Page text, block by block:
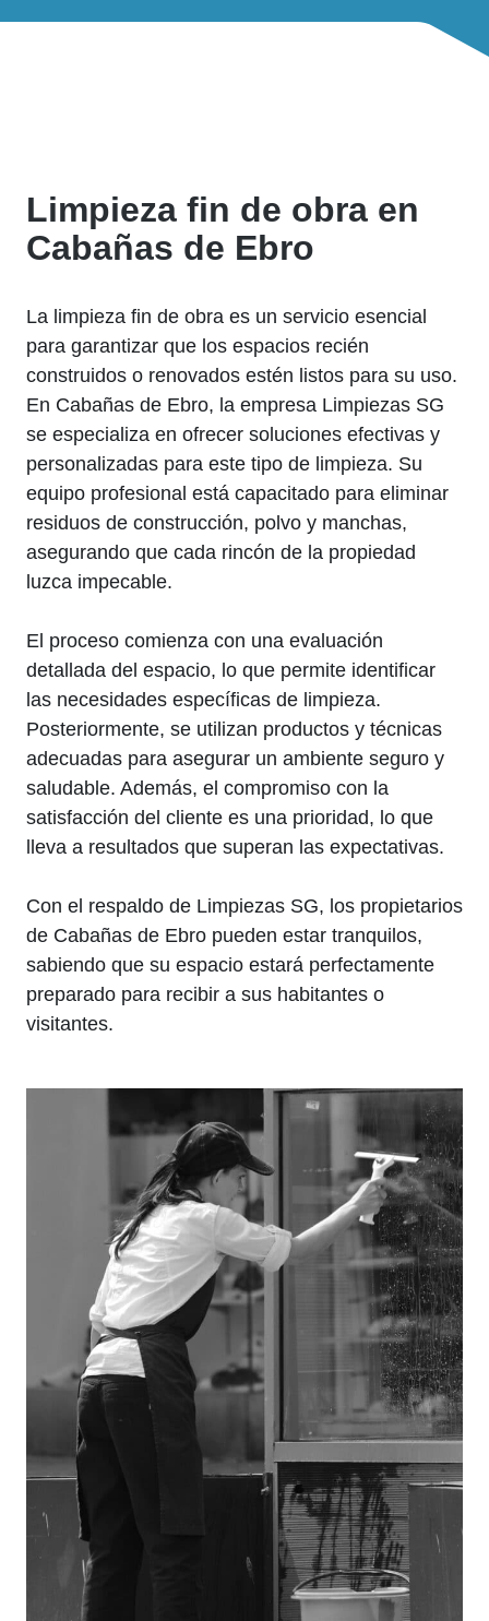
Limpieza fin de obra en
Cabañas de Ebro
La limpieza fin de obra es un servicio esencial
para garantizar que los espacios recién
construidos o renovados estén listos para su uso.
En Cabañas de Ebro, la empresa Limpiezas SG
se especializa en ofrecer soluciones efectivas y
personalizadas para este tipo de limpieza. Su
equipo profesional está capacitado para eliminar
residuos de construcción, polvo y manchas,
asegurando que cada rincón de la propiedad
luzca impecable.
El proceso comienza con una evaluación
detallada del espacio, lo que permite identificar
las necesidades específicas de limpieza.
Posteriormente, se utilizan productos y técnicas
adecuadas para asegurar un ambiente seguro y
saludable. Además, el compromiso con la
satisfacción del cliente es una prioridad, lo que
lleva a resultados que superan las expectativas.
Con el respaldo de Limpiezas SG, los propietarios
de Cabañas de Ebro pueden estar tranquilos,
sabiendo que su espacio estará perfectamente
preparado para recibir a sus habitantes o
visitantes.